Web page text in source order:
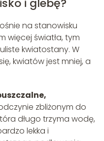
na stanowisku
więcej światła, tym
kwiatostany. W
kwiatów jest mniej, a
zbliżonym do
długo trzyma wodę,
lekka i